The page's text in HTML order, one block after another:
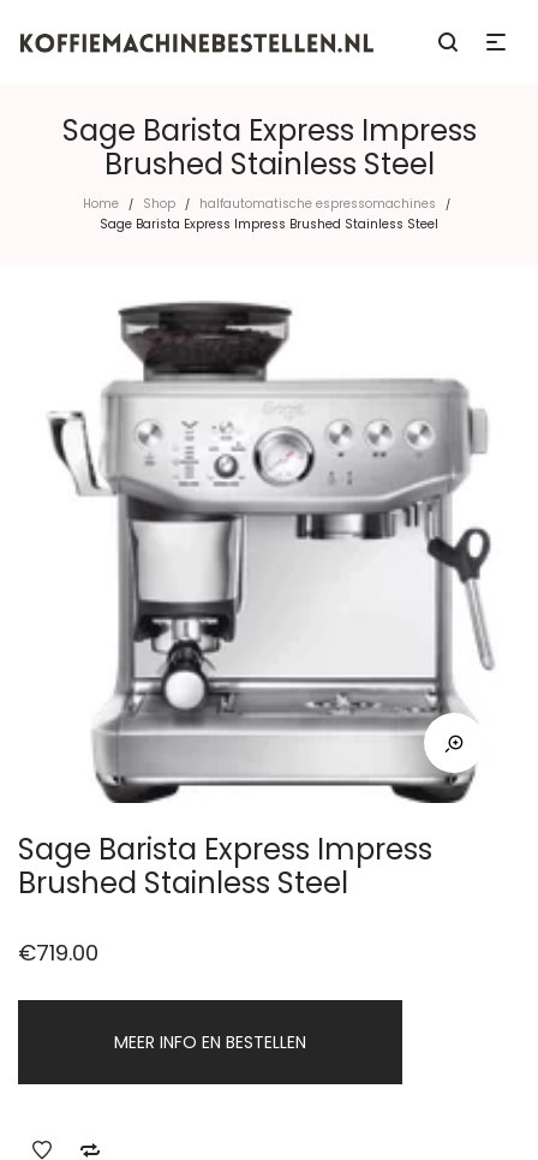
Sage Barista Express Impress
Brushed Stainless Steel
Home / Shop / halfautomatische espressomachines /
Sage Barista Express Impress Brushed Stainless Steel
Sage Barista Express Impress
Brushed Stainless Steel
€719.00
MEER INFO EN BESTELLEN